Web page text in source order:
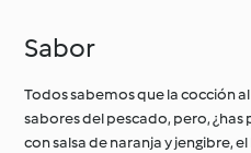
Sabor
Todos sabemos que la cocción
sabores del pescado, pero,
con salsa de naranja y jengibre,